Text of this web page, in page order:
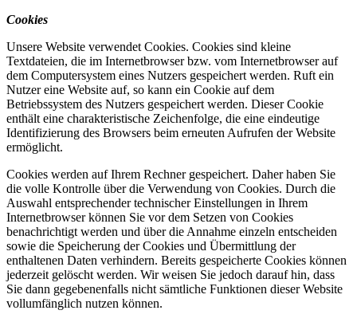
Cookies
Unsere Website verwendet Cookies. Cookies sind kleine
Textdateien, die im Internetbrowser bzw. vom Internetbrowser auf
dem Computersystem eines Nutzers gespeichert werden. Ruft ein
Nutzer eine Website auf, so kann ein Cookie auf dem
Betriebssystem des Nutzers gespeichert werden. Dieser Cookie
enthält eine charakteristische Zeichenfolge, die eine eindeutige
Identifizierung des Browsers beim erneuten Aufrufen der Website
ermöglicht.
Cookies werden auf Ihrem Rechner gespeichert. Daher haben Sie
die volle Kontrolle über die Verwendung von Cookies. Durch die
Auswahl entsprechender technischer Einstellungen in Ihrem
Internetbrowser können Sie vor dem Setzen von Cookies
benachrichtigt werden und über die Annahme einzeln entscheiden
sowie die Speicherung der Cookies und Übermittlung der
enthaltenen Daten verhindern. Bereits gespeicherte Cookies können
jederzeit gelöscht werden. Wir weisen Sie jedoch darauf hin, dass
Sie dann gegebenenfalls nicht sämtliche Funktionen dieser Website
vollumfänglich nutzen können.